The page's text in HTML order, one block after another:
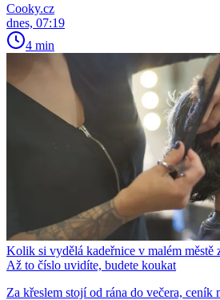
Cooky.cz
dnes, 07:19
4 min
Kolik si vydělá kadeřnice v malém městě
Až to číslo uvidíte, budete koukat
Za křeslem stojí od rána do večera,